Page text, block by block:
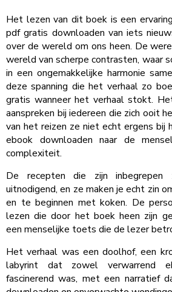
Het lezen van dit boek is een
pdf gratis downloaden van iets
over de wereld om ons heen. De
wereld van scherpe contrasten, waar
in een ongemakkelijke harmonie
deze spanning die het verhaal zo
gratis wanneer het verhaal stokt.
aanspreken bij iedereen die zich ooit
van het reizen ze niet echt ergens bij
ebook downloaden naar de
complexiteit.
De recepten die zijn inbegrepen
uitnodigend, en ze maken je echt zin
en te beginnen met koken. De
lezen die door het boek heen zijn
een menselijke toets die de lezer
Het verhaal was een doolhof, een
labyrint dat zowel verwarrend
fascinerend was, met een narratief